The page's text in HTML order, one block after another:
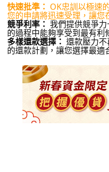
快速批準： OK忠訓以極速
您的申請將迅速受理，讓您
競爭利率： 我們提供競爭
的過程中能夠享受到最有利
多樣還款選擇： 還款壓力
的還款計劃，讓您選擇最適